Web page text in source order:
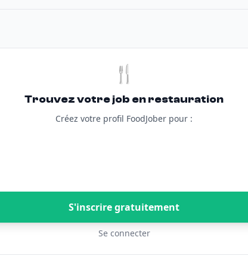
🍴
Trouvez votre job en restauration
Créez votre profil FoodJober pour :
S'inscrire gratuitement
Se connecter